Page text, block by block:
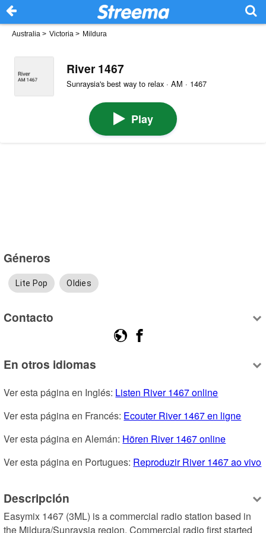
Australia > Victoria > Mildura
River 1467
Sunraysia's best way to relax · AM · 1467
Play
Géneros
Lite Pop Oldies
Contacto
En otros idiomas
Ver esta página en Inglés: Listen River 1467 online
Ver esta página en Francés: Ecouter River 1467 en ligne
Ver esta página en Alemán: Hören River 1467 online
Ver esta página en Portugues: Reproduzir River 1467 ao vivo
Descripción
Easymix 1467 (3ML) is a commercial radio station based in
the Mildura/Sunraysia region. Commercial radio first started